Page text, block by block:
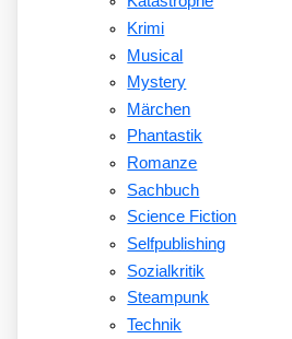
Krimi
Musical
Mystery
Märchen
Phantastik
Romanze
Sachbuch
Science Fiction
Selfpublishing
Sozialkritik
Steampunk
Technik